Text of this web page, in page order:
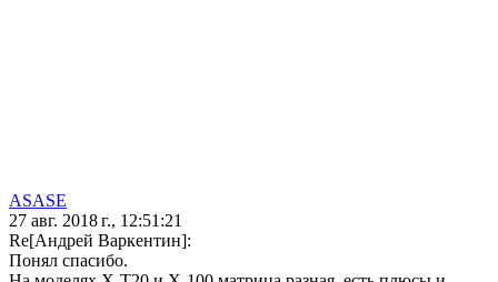
ASASE
27 авг. 2018 г., 12:51:21
Re[Андрей Варкентин]:
Понял спасибо.